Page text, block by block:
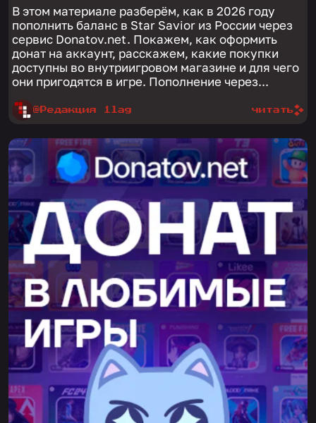
В этом материале разберём, как в 2026 году
пополнить баланс в Star Savior из России через
сервис Donatov.net. Покажем, как оформить
донат на аккаунт, расскажем, какие покупки
доступны во внутриигровом магазине и для чего
они пригодятся в игре. Пополнение через...
@Редакция 1lag читать